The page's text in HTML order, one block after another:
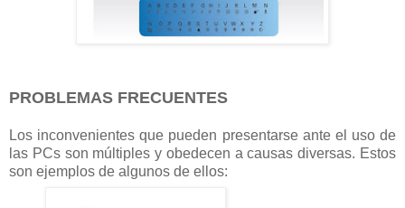
PROBLEMAS FRECUENTES
Los inconvenientes que pueden presentarse ante el uso de
las PCs son múltiples y obedecen a causas diversas. Estos
son ejemplos de algunos de ellos: